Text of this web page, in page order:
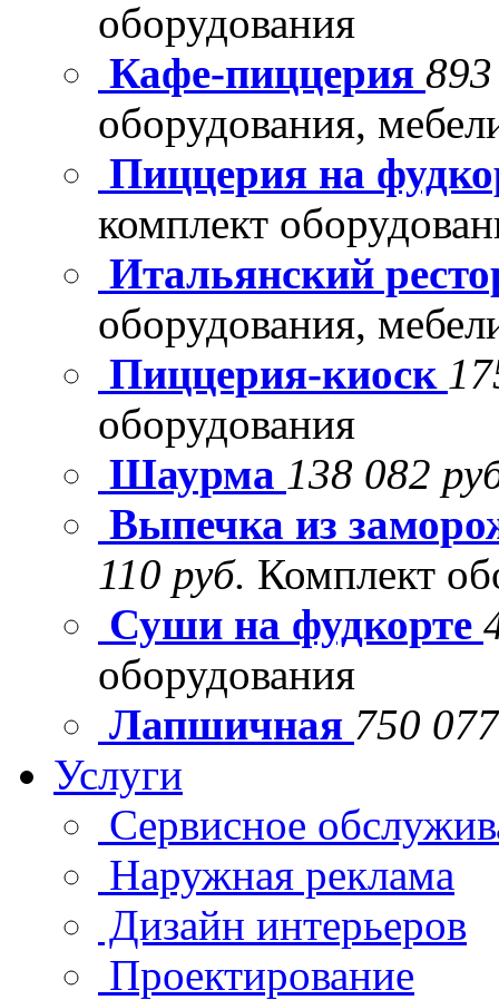
оборудования
Кафе-пиццерия
оборудования,
Пиццерия на
комплект
Итальянский
оборудования,
Пиццерия-киоск
оборудования
Шаурма 138 082
Выпечка из
110 руб. Комплект
Суши на фудкорте
оборудования
Лапшичная 750
Услуги
Сервисное
Наружная реклама
Дизайн интерьеров
Проектирование